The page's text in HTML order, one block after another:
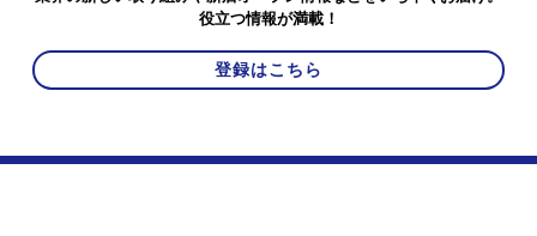
役立つ情報が満載！
登録はこちら